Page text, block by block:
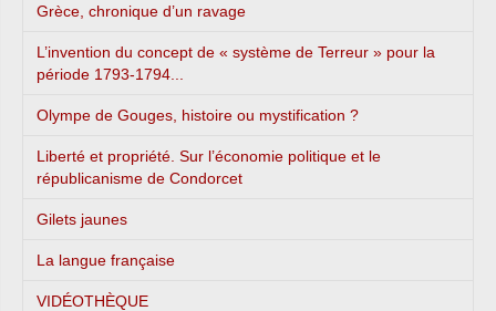
Grèce, chronique d’un ravage
L’invention du concept de « système de Terreur » pour la
période 1793-1794...
Olympe de Gouges, histoire ou mystification ?
Liberté et propriété. Sur l’économie politique et le
républicanisme de Condorcet
Gilets jaunes
La langue française
VIDÉOTHÈQUE